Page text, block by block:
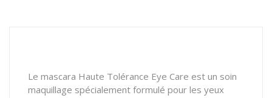
Le mascara Haute Tolérance Eye Care est un soin
maquillage spécialement formulé pour les yeux